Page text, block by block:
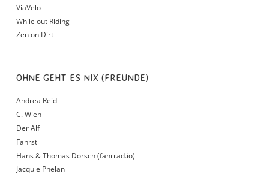
ViaVelo
While out Riding
Zen on Dirt
OHNE GEHT ES NIX (FREUNDE)
Andrea Reidl
C. Wien
Der Alf
Fahrstil
Hans & Thomas Dorsch (fahrrad.io)
Jacquie Phelan